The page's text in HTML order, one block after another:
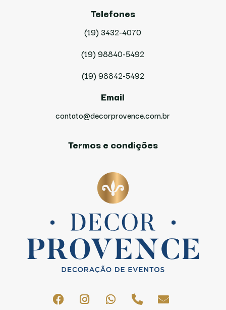
Telefones
(19) 3432-4070
(19) 98840-5492
(19) 98842-5492
Email
contato@decorprovence.com.br
Termos e condições